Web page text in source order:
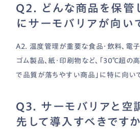
Q2. どんな商品を保管
にサーモバリアが向い
A2. 温度管理が重要な食品・飲料、電子
ゴム製品、紙・印刷物など、「30℃超
で品質が落ちやすい商品」に特に向い
Q3. サーモバリアと空
先して導入すべきですか